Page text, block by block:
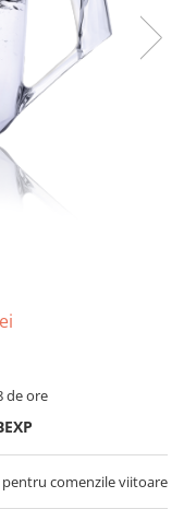
de ore
pentru comenzile viitoare